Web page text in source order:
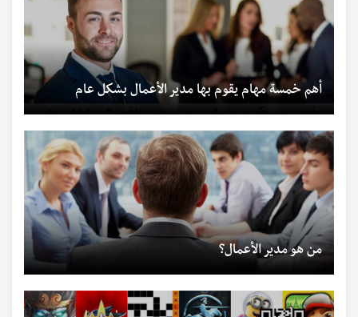
أهم خمسة مهام يقوم بها مدير الأعمال بشكل عام
من هو مدير الأعمال؟